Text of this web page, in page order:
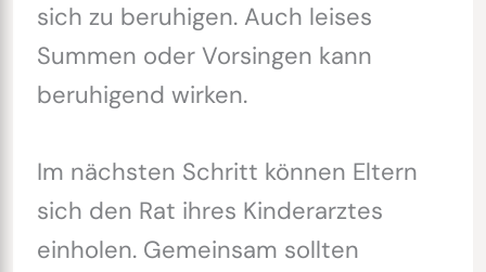
sich zu beruhigen. Auch leises
Summen oder Vorsingen kann
beruhigend wirken.
Im nächsten Schritt können Eltern
sich den Rat ihres Kinderarztes
einholen. Gemeinsam sollten